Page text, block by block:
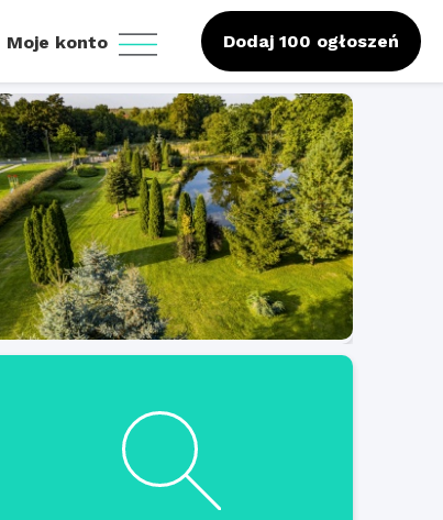
Dodaj 100 ogłoszeń
Moje konto